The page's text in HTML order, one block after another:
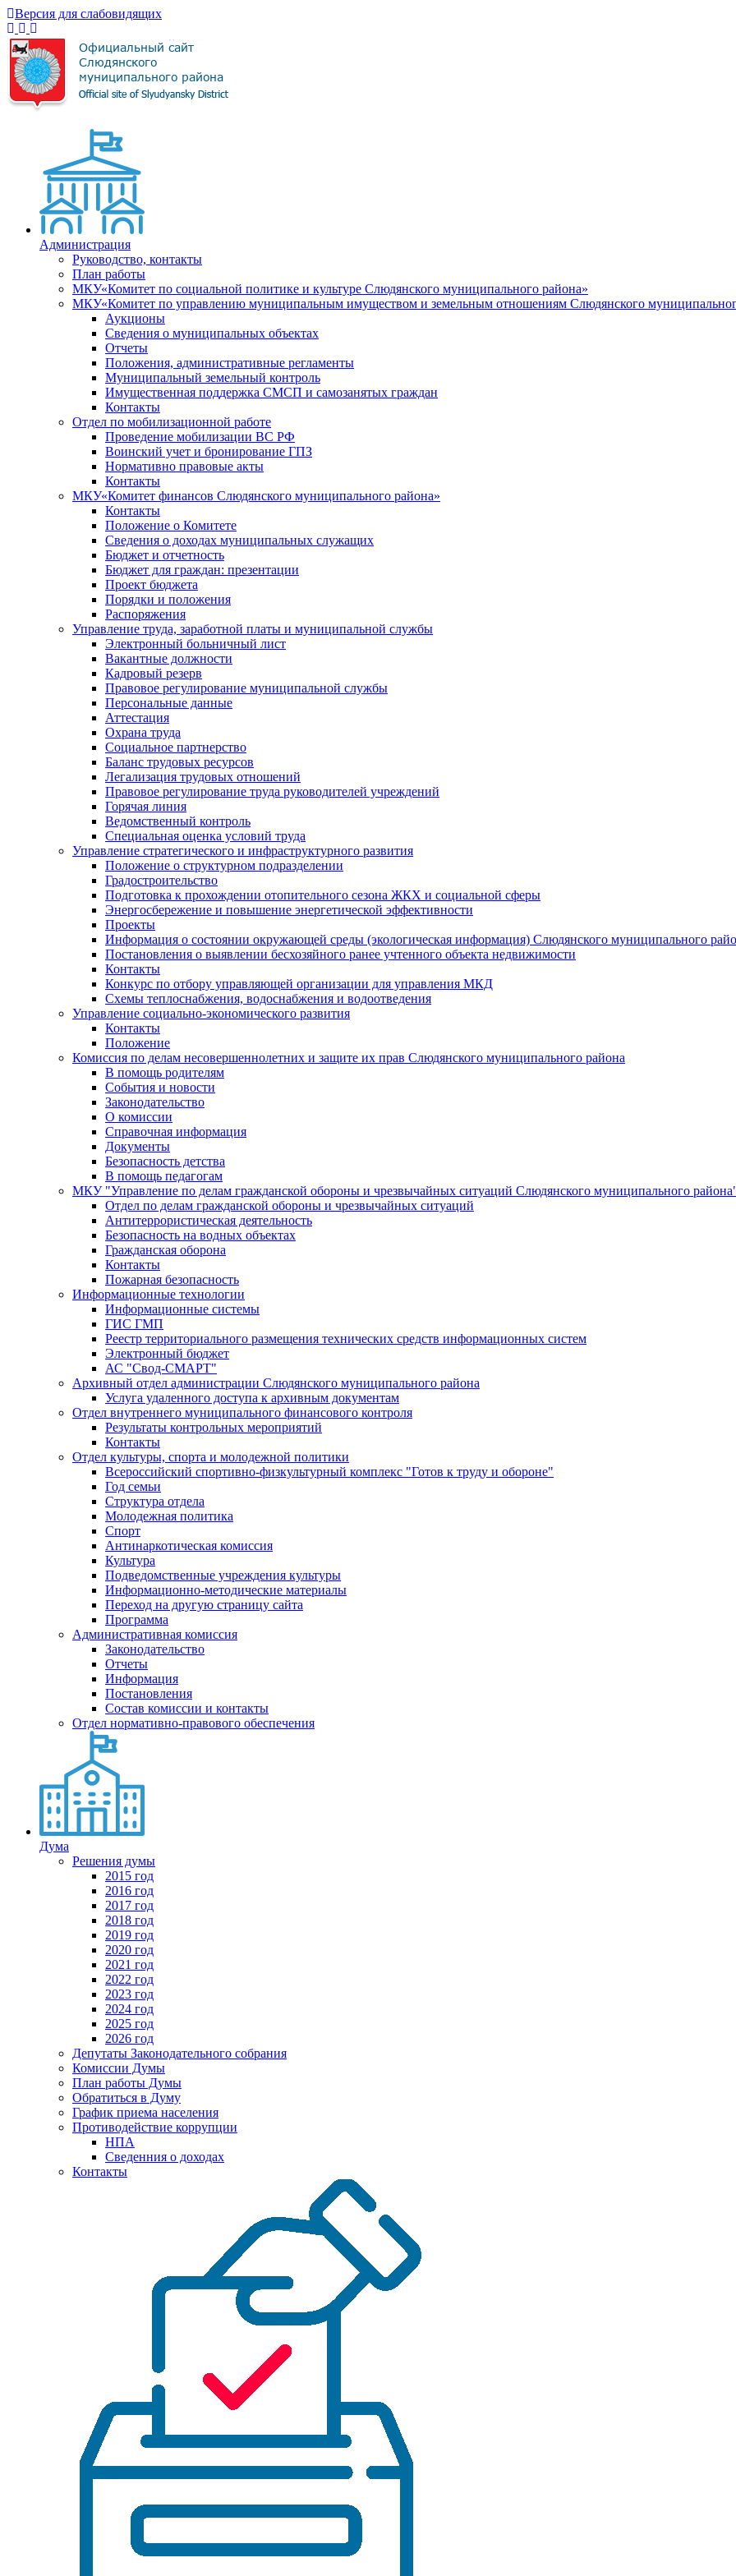
Версия для слабовидящих
Администрация
Руководство, контакты
План работы
МКУ«Комитет по социальной политике и культуре Слюдянского муниципального района»
МКУ«Комитет по управлению муниципальным имуществом и земельным отношениям Слюдянского
Аукционы
Сведения о муниципальных объектах
Отчеты
Положения, административные регламенты
Муниципальный земельный контроль
Имущественная поддержка СМСП и самозанятых граждан
Контакты
Отдел по мобилизационной работе
Проведение мобилизации ВС РФ
Воинский учет и бронирование ГПЗ
Нормативно правовые акты
Контакты
МКУ«Комитет финансов Слюдянского муниципального района»
Контакты
Положение о Комитете
Сведения о доходах муниципальных служащих
Бюджет и отчетность
Бюджет для граждан: презентации
Проект бюджета
Порядки и положения
Распоряжения
Управление труда, заработной платы и муниципальной службы
Электронный больничный лист
Вакантные должности
Кадровый резерв
Правовое регулирование муниципальной службы
Персональные данные
Аттестация
Охрана труда
Социальное партнерство
Баланс трудовых ресурсов
Легализация трудовых отношений
Правовое регулирование труда руководителей учреждений
Горячая линия
Ведомственный контроль
Специальная оценка условий труда
Управление стратегического и инфраструктурного развития
Положение о структурном подразделении
Градостроительство
Подготовка к прохождении отопительного сезона ЖКХ и социальной сферы
Энергосбережение и повышение энергетической эффективности
Проекты
Информация о состоянии окружающей среды (экологическая информация) Слюдянского муниципального
Постановления о выявлении бесхозяйного ранее учтенного объекта недвижимости
Контакты
Конкурс по отбору управляющей организации для управления МКД
Схемы теплоснабжения, водоснабжения и водоотведения
Управление социально-экономического развития
Контакты
Положение
Комиссия по делам несовершеннолетних и защите их прав Слюдянского муниципального района
В помощь родителям
События и новости
Законодательство
О комиссии
Справочная информация
Документы
Безопасность детства
В помощь педагогам
МКУ "Управление по делам гражданской обороны и чрезвычайных ситуаций Слюдянского муниципального
Отдел по делам гражданской обороны и чрезвычайных ситуаций
Антитеррористическая деятельность
Безопасность на водных объектах
Гражданская оборона
Контакты
Пожарная безопасность
Информационные технологии
Информационные системы
ГИС ГМП
Реестр территориального размещения технических средств информационных систем
Электронный бюджет
АС "Свод-СМАРТ"
Архивный отдел администрации Слюдянского муниципального района
Услуга удаленного доступа к архивным документам
Отдел внутреннего муниципального финансового контроля
Результаты контрольных мероприятий
Контакты
Отдел культуры, спорта и молодежной политики
Всероссийский спортивно-физкультурный комплекс "Готов к труду и обороне"
Год семьи
Структура отдела
Молодежная политика
Спорт
Антинаркотическая комиссия
Культура
Подведомственные учреждения культуры
Информационно-методические материалы
Переход на другую страницу сайта
Программа
Административная комиссия
Законодательство
Отчеты
Информация
Постановления
Состав комиссии и контакты
Отдел нормативно-правового обеспечения
Дума
Решения думы
2015 год
2016 год
2017 год
2018 год
2019 год
2020 год
2021 год
2022 год
2023 год
2024 год
2025 год
2026 год
Депутаты Законодательного собрания
Комиссии Думы
План работы Думы
Обратиться в Думу
График приема населения
Противодействие коррупции
НПА
Сведенния о доходах
Контакты